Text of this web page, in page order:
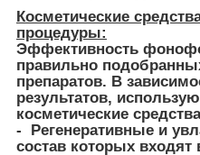
Косметические
процедуры:
Эффективность
правильно
препаратов. В
результатов,
косметические
- Регенеративные и
состав которых